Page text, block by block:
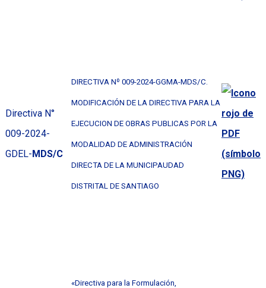
Directiva N°
009-2024-
GDEL-MDS/C
DIRECTIVA Nº 009-2024-GGMA-MDS/C.
MODIFICACIÓN DE LA DIRECTIVA PARA LA
EJECUCION DE OBRAS PUBLICAS POR LA
MODALIDAD DE ADMINISTRACIÓN
DIRECTA DE LA MUNICIPAUDAD
DISTRITAL DE SANTIAGO
«Directiva para la Formulación,